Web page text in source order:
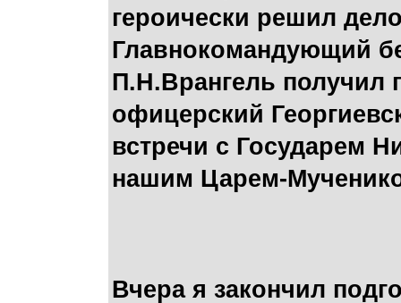
героически решил
Главнокомандующий
П.Н.Врангель получил
офицерский
встречи с Государем
нашим Царем-
Вчера я закончил